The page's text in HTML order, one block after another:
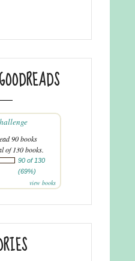
90 books
of 130 books.
90 of 130
(69%)
view books